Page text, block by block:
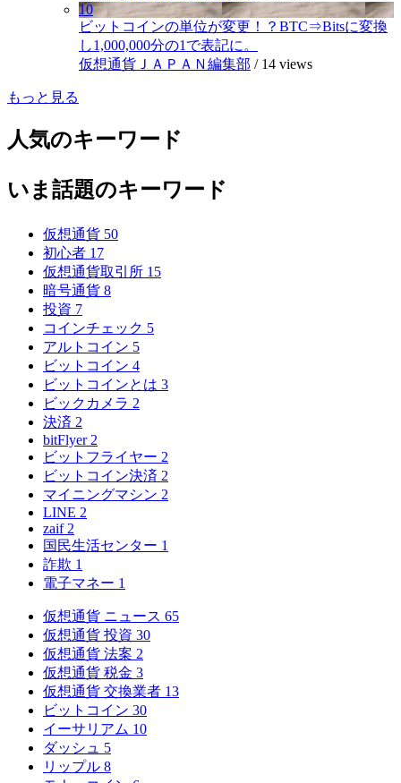
10
ビットコインの単位が変更！？BTC⇒Bitsに変換
し1,000,000分の1で表記に。
仮想通貨ＪＡＰＡＮ編集部 / 14 views
もっと見る
人気のキーワード
いま話題のキーワード
仮想通貨 50
初心者 17
仮想通貨取引所 15
暗号通貨 8
投資 7
コインチェック 5
アルトコイン 5
ビットコイン 4
ビットコインとは 3
ビックカメラ 2
決済 2
bitFlyer 2
ビットフライヤー 2
ビットコイン決済 2
マイニングマシン 2
LINE 2
zaif 2
国民生活センター 1
詐欺 1
電子マネー 1
仮想通貨 ニュース 65
仮想通貨 投資 30
仮想通貨 法案 2
仮想通貨 税金 3
仮想通貨 交換業者 13
ビットコイン 30
イーサリアム 10
ダッシュ 5
リップル 8